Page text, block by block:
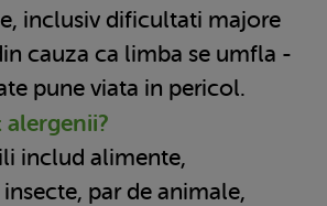
inclusiv dificultati majore
cauza ca limba se umfla -
pune viata in pericol.
alergenii?
includ alimente,
par de animale,